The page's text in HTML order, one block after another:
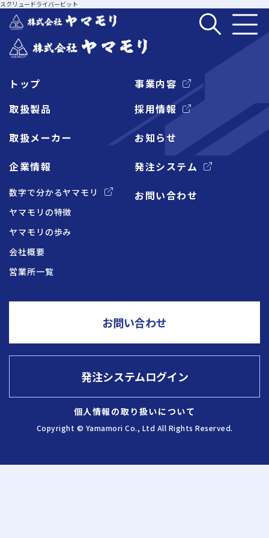
事業内容
取扱製品
取扱メーカー
採用情報
発注システムログイン
スクリュードライバービット
トップ
企業情報
数字で分かるヤマモリ
ヤマモリの特徴
ヤマモリの歩み
会社概要
営業所一覧
事業内容
取扱製品
取扱メーカー
採用情報
お知らせ
発注システム
お問い合わせ
個人情報の取り扱いについて
Copyright © Yamamori Co., Ltd All Rights Reserved.
お問い合わせ
発注システムログイン